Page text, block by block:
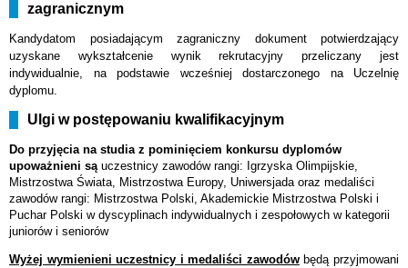
zagranicznym
Kandydatom posiadającym zagraniczny dokument potwierdzający
uzyskane wykształcenie wynik rekrutacyjny przeliczany jest
indywidualnie, na podstawie wcześniej dostarczonego na Uczelnię
dyplomu.
Ulgi w postępowaniu kwalifikacyjnym
Do przyjęcia na studia z pominięciem konkursu dyplomów
upoważnieni są uczestnicy zawodów rangi: Igrzyska Olimpijskie,
Mistrzostwa Świata, Mistrzostwa Europy, Uniwersjada oraz medaliści
zawodów rangi: Mistrzostwa Polski, Akademickie Mistrzostwa Polski i
Puchar Polski w dyscyplinach indywidualnych i zespołowych w kategorii
juniorów i seniorów
Wyżej wymienieni uczestnicy i medaliści zawodówbędą przyjmowani